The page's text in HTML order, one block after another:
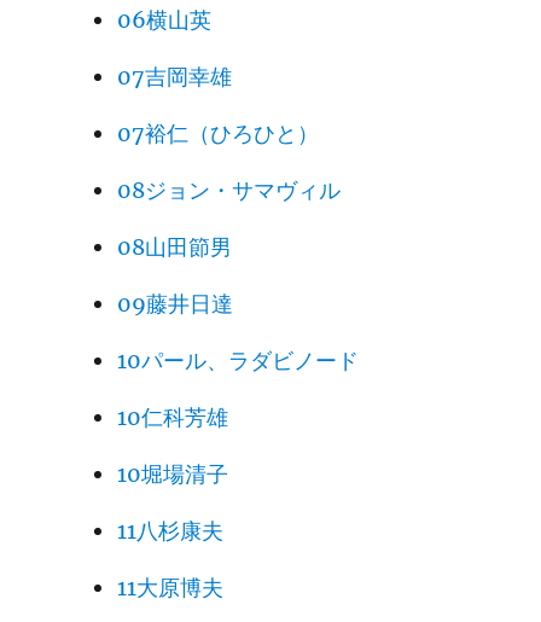
ust be just so …”
BACK TO HAWAII 286
SHIMA 297
idents.”
INDEX 305
中国新聞連載「フェニックス広島号の冒
険（第１部）」（77回）（「ヒロシマ巡
06横山英
07吉岡幸雄
07裕仁（ひろひと）
08ジョン・サマヴィル
08山田節男
09藤井日達
10パール、ラダビノード
10仁科芳雄
10堀場清子
11八杉康夫
11大原博夫